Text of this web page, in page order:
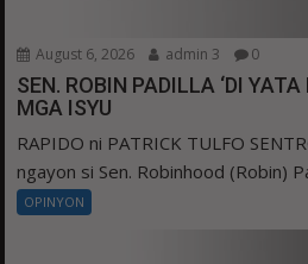
August 6, 2026 admin 3 0
SEN. ROBIN PADILLA ‘DI
MGA ISYU
RAPIDO ni PATRICK TULFO
ngayon si Sen. Robinhood (Robin)
OPINYON